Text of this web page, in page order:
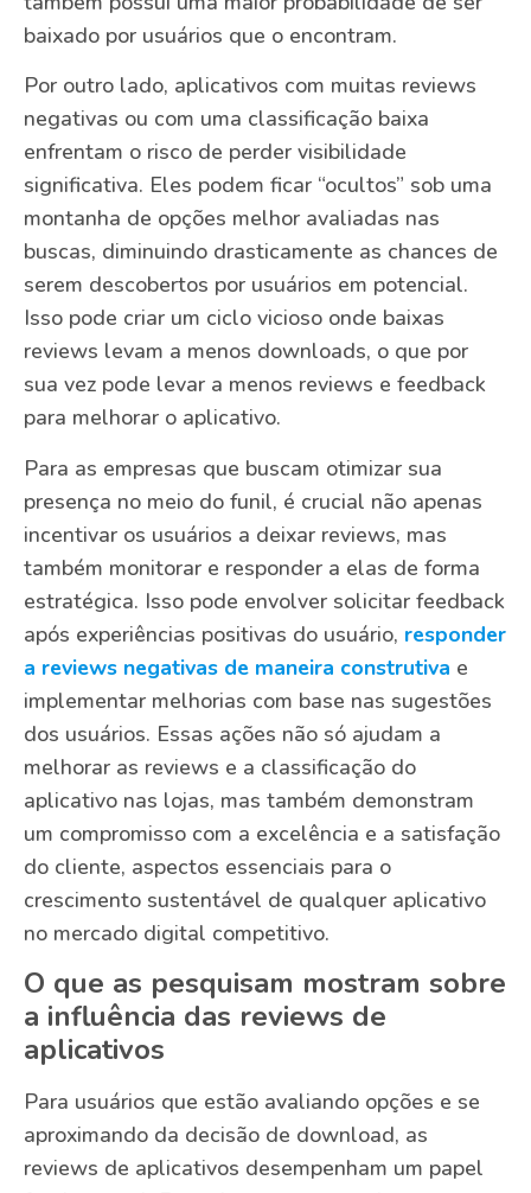
baixado por usuários que o encontram.
Por outro lado, aplicativos com muitas reviews
negativas ou com uma classificação baixa
enfrentam o risco de perder visibilidade
significativa. Eles podem ficar “ocultos” sob uma
montanha de opções melhor avaliadas nas
buscas, diminuindo drasticamente as chances de
serem descobertos por usuários em potencial.
Isso pode criar um ciclo vicioso onde baixas
reviews levam a menos downloads, o que por
sua vez pode levar a menos reviews e feedback
para melhorar o aplicativo.
Para as empresas que buscam otimizar sua
presença no meio do funil, é crucial não apenas
incentivar os usuários a deixar reviews, mas
também monitorar e responder a elas de forma
estratégica. Isso pode envolver solicitar feedback
após experiências positivas do usuário, responder
a reviews negativas de maneira construtiva e
implementar melhorias com base nas sugestões
dos usuários. Essas ações não só ajudam a
melhorar as reviews e a classificação do
aplicativo nas lojas, mas também demonstram
um compromisso com a excelência e a satisfação
do cliente, aspectos essenciais para o
crescimento sustentável de qualquer aplicativo
no mercado digital competitivo.
O que as pesquisam mostram sobre
a influência das reviews de
aplicativos
Para usuários que estão avaliando opções e se
aproximando da decisão de download, as
reviews de aplicativos desempenham um papel